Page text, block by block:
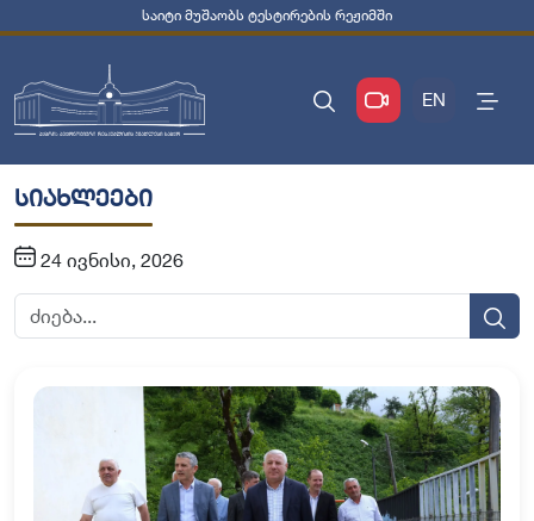
საიტი მუშაობს ტესტირების რეჟიმში
EN
სიახლეები
24 ივნისი, 2026